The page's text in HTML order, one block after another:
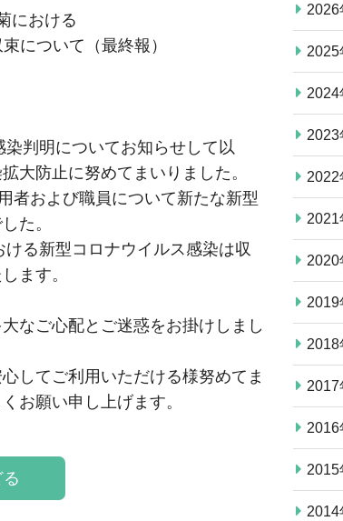
における
について（最終報）
判明についてお知らせして以
大防止に努めてまいりました。
者および職員について新たな新型
た。
る新型コロナウイルス感染は収
ます。
なご心配とご迷惑をお掛けしまし
してご利用いただける様努めてま
お願い申し上げます。
2026
2025
2024
2023
2022
2021
2020
2019
2018
2017
2016
2015
2014